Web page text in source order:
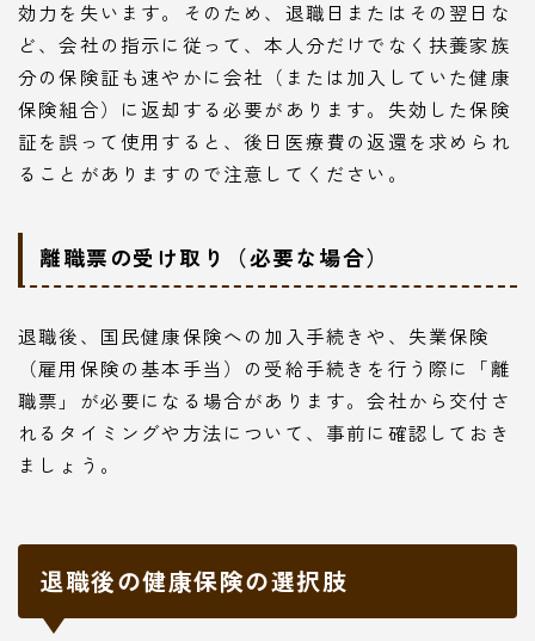
効力を失います。そのため、退職日またはその翌日な
ど、会社の指示に従って、本人分だけでなく扶養家族
分の保険証も速やかに会社（または加入していた健康
保険組合）に返却する必要があります。失効した保険
証を誤って使用すると、後日医療費の返還を求められ
ることがありますので注意してください。
離職票の受け取り（必要な場合）
退職後、国民健康保険への加入手続きや、失業保険
（雇用保険の基本手当）の受給手続きを行う際に「離
職票」が必要になる場合があります。会社から交付さ
れるタイミングや方法について、事前に確認しておき
ましょう。
退職後の健康保険の選択肢